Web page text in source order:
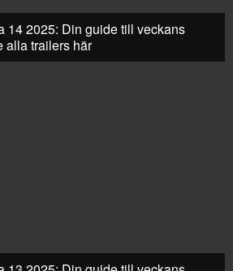
14 2025: Din guide till veckans
alla trailers här